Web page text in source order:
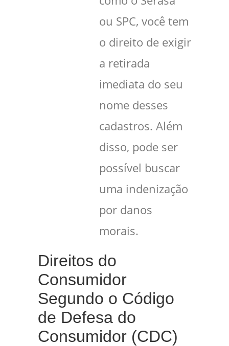
ou SPC, você tem
o direito de exigir
a retirada
imediata do seu
nome desses
cadastros. Além
disso, pode ser
possível buscar
uma indenização
por danos
morais.
Direitos do
Consumidor
Segundo o Código
de Defesa do
Consumidor (CDC)